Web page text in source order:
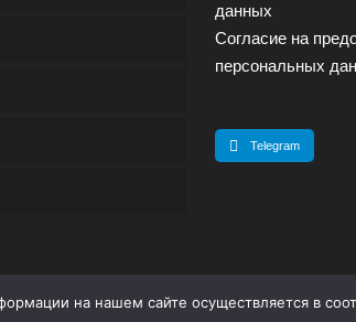
данных
Согласие на
персональных
Telegram
на нашем сайте осуществляется в